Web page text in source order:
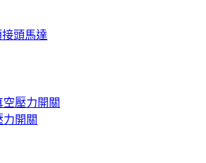
頭馬達
空壓力開關
力開關